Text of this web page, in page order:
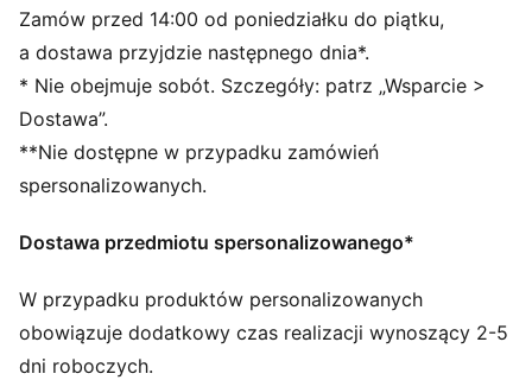
przeznaczone dla modnych małych minikotów.
CECHY + KORZYŚCI
CMEVA: Tłoczony materiał EVA, zapewniający lekkość
i wydajność produktów PUMA
SZCZEGÓŁY
Konstrukcja o niskim profilu
Miękka zamszowa cholewka i nakładki
Przyczepna podeszwa zewnętrzna EVA
Paski na rzepy, które można odpiąć, aby przekształcić
buty w buty wsuwane
Etykieta PUMA Archive No. 1 na języku
Zamów przed 14:00 od poniedziałku do piątku,
a dostawa przyjdzie następnego dnia*.
* Nie obejmuje sobót. Szczegóły: patrz „Wsparcie >
Dostawa”.
**Nie dostępne w przypadku zamówień
spersonalizowanych.
Dostawa przedmiotu spersonalizowanego*
W przypadku produktów personalizowanych
obowiązuje dodatkowy czas realizacji wynoszący 2-5
dni roboczych.